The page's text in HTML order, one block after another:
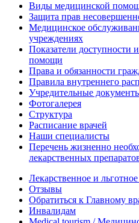
Виды медицинской
Защита прав
Медицинское
учреждениях
Показатели доступности
помощи
Права и обязанности
Правила внутреннего
Учредительные
Фотогалерея
Структура
Расписание врачей
Наши специалисты
Перечень жизненно
лекарственных
Лекарственное и
Отзывы
Обратиться к Главному
Инвалидам